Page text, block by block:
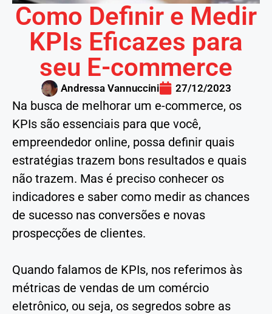
Como Definir e Medir
KPIs Eficazes para
seu E-commerce
Andressa Vannuccini 27/12/2023
Na busca de melhorar um e-commerce, os
KPIs são essenciais para que você,
empreendedor online, possa definir quais
estratégias trazem bons resultados e quais
não trazem. Mas é preciso conhecer os
indicadores e saber como medir as chances
de sucesso nas conversões e novas
prospecções de clientes.
Quando falamos de KPIs, nos referimos às
métricas de vendas de um comércio
eletrônico, ou seja, os segredos sobre as